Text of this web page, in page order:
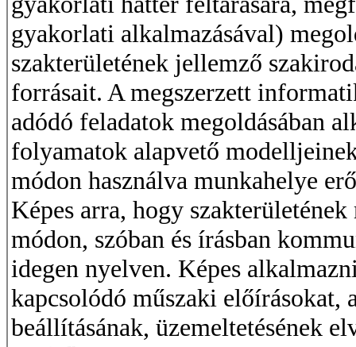
gyakorlati alkalmazásával)
szakterületének jellemző
forrásait. A megszerzett
adódó feladatok megoldásában
folyamatok alapvető
módon használva munkahelye
Képes arra, hogy
módon, szóban és írásban
idegen nyelven. Képes
kapcsolódó műszaki előírásokat,
beállításának, üzemeltetésének